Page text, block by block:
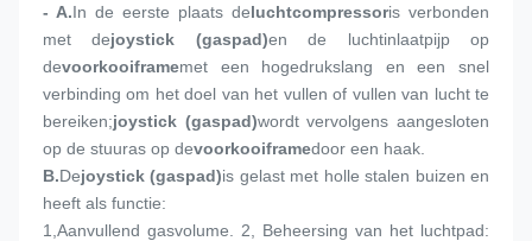
- A.In de eerste plaats deluchtcompressoris verbonden
met dejoystick (gaspad)en de luchtinlaatpijp op
devoorkooiframemet een hogedrukslang en een snel
verbinding om het doel van het vullen of vullen van lucht te
bereiken;joystick (gaspad)wordt vervolgens aangesloten
op de stuuras op devoorkooiframedoor een haak.
B.Dejoystick (gaspad)is gelast met holle stalen buizen en
heeft als functie:
1, Aanvullend gasvolume. 2, Beheersing van het luchtpad: